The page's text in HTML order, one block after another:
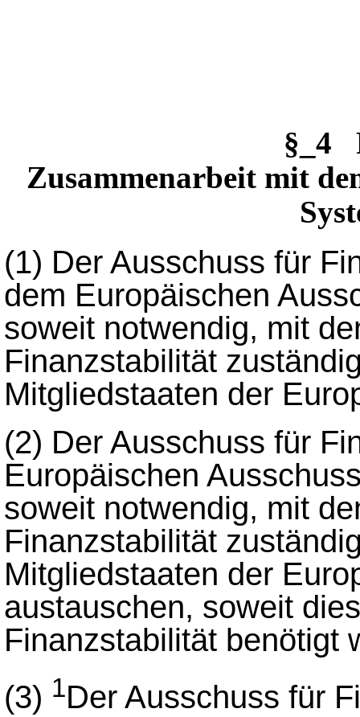
§_4
Zusammenarbeit mit
(1) Der Ausschuss für
dem Europäischen
soweit notwendig, mit
Finanzstabilität
Mitgliedstaaten der
(2) Der Ausschuss für
Europäischen
soweit notwendig, mit
Finanzstabilität
Mitgliedstaaten der
austauschen, soweit
Finanzstabilität benötigt
(3) 1Der Ausschuss für